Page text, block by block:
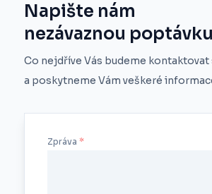
Napište nám
nezávaznou poptávku
Co nejdříve Vás budeme kontaktovat
a poskytneme Vám veškeré
Zpráva